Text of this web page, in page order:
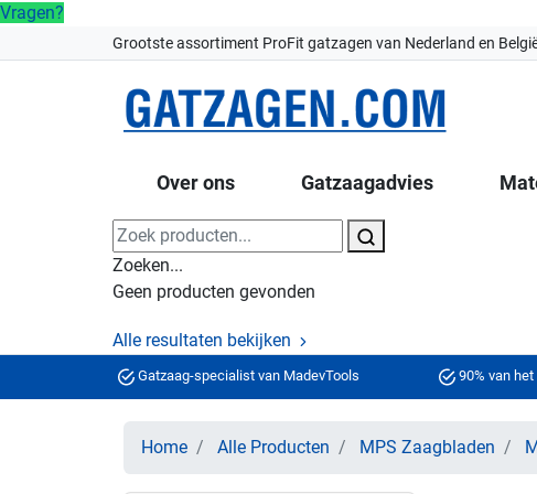
Vragen?
Grootste assortiment ProFit gatzagen van Nederland en
Over ons Gatzaagadvies
Zoeken...
Geen producten gevonden
Alle resultaten bekijken
Gatzaag-specialist van MadevTools 90% van het
Home Alle Producten MPS Zaagbladen